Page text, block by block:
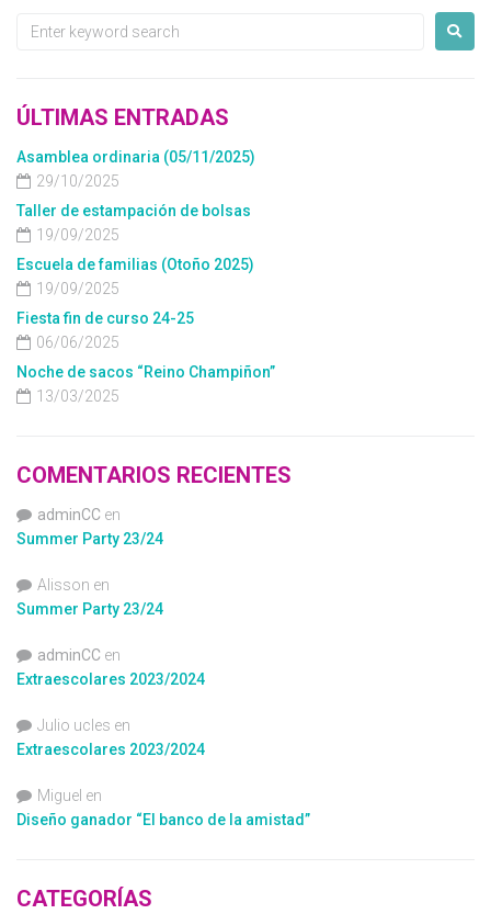
ÚLTIMAS ENTRADAS
Asamblea ordinaria (05/11/2025)
29/10/2025
Taller de estampación de bolsas
19/09/2025
Escuela de familias (Otoño 2025)
19/09/2025
Fiesta fin de curso 24-25
06/06/2025
Noche de sacos “Reino Champiñon”
13/03/2025
COMENTARIOS RECIENTES
adminCC en
Summer Party 23/24
Alisson en
Summer Party 23/24
adminCC en
Extraescolares 2023/2024
Julio ucles en
Extraescolares 2023/2024
Miguel en
Diseño ganador “El banco de la amistad”
CATEGORÍAS